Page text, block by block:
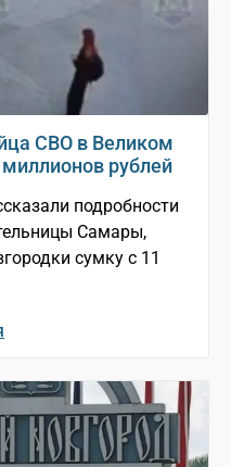
СВО в Великом
рублей
подробности
Самары,
сумку с 11